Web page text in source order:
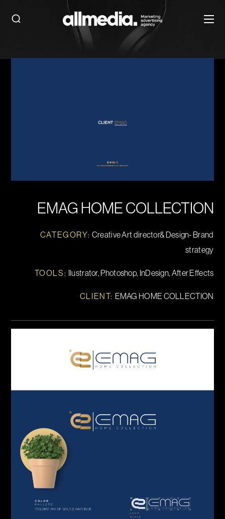
EMAG HOME COLLECTION
CATEGORY: Creative Art director& Design- Brand
strategy
TOOLS: Ilustrator, Photoshop, InDesign, After Effects
CLIENT: EMAG HOME COLLECTION